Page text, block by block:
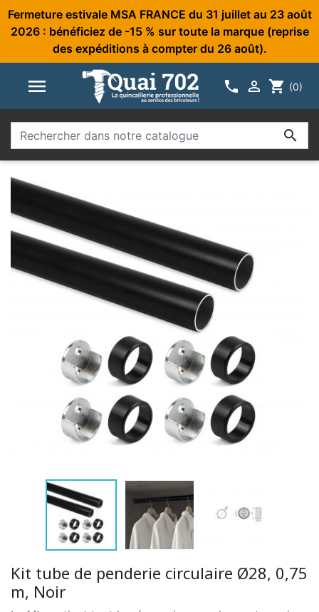
Fermeture estivale MSA FRANCE du 31 juillet au 23 août
2026 : bénéficiez de -15 % sur toute la marque (reprise
des expéditions à compter du 26 août).
   shopping_cart (0)

Kit tube de penderie circulaire Ø28, 0,75
m, Noir